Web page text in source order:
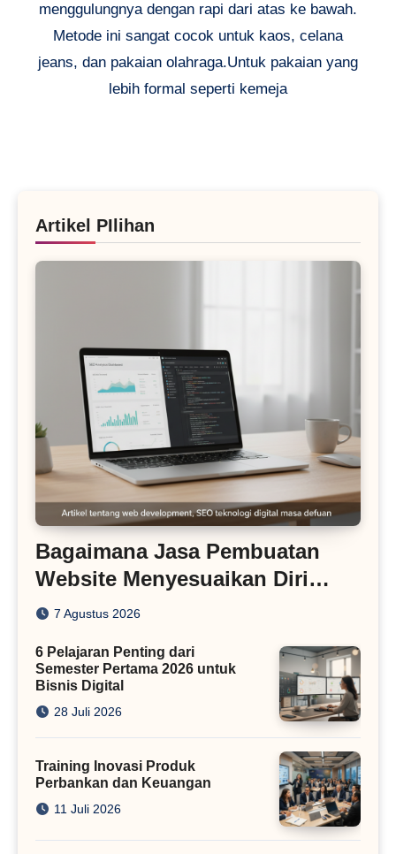
menggulungnya dengan rapi dari atas ke bawah.
Metode ini sangat cocok untuk kaos, celana
jeans, dan pakaian olahraga.Untuk pakaian yang
lebih formal seperti kemeja
Artikel PIlihan
Bagaimana Jasa Pembuatan
Website Menyesuaikan Diri
dengan Algoritma SEO Masa
7 Agustus 2026
6 Pelajaran Penting dari
Semester Pertama 2026 untuk
Bisnis Digital
28 Juli 2026
Training Inovasi Produk
Perbankan dan Keuangan
11 Juli 2026